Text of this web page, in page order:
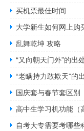
买机票最佳时间
大学新生如何网上购
乱舞乾坤 攻略
“又向朝天门外”的出
“老瞒持力敢欺天”的
国庆套与春节套区别
高中生学习机功能（
自考大专需要考哪些